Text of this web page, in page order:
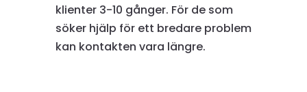
klienter 3-10 gånger. För de som
söker hjälp för ett bredare problem
kan kontakten vara längre.